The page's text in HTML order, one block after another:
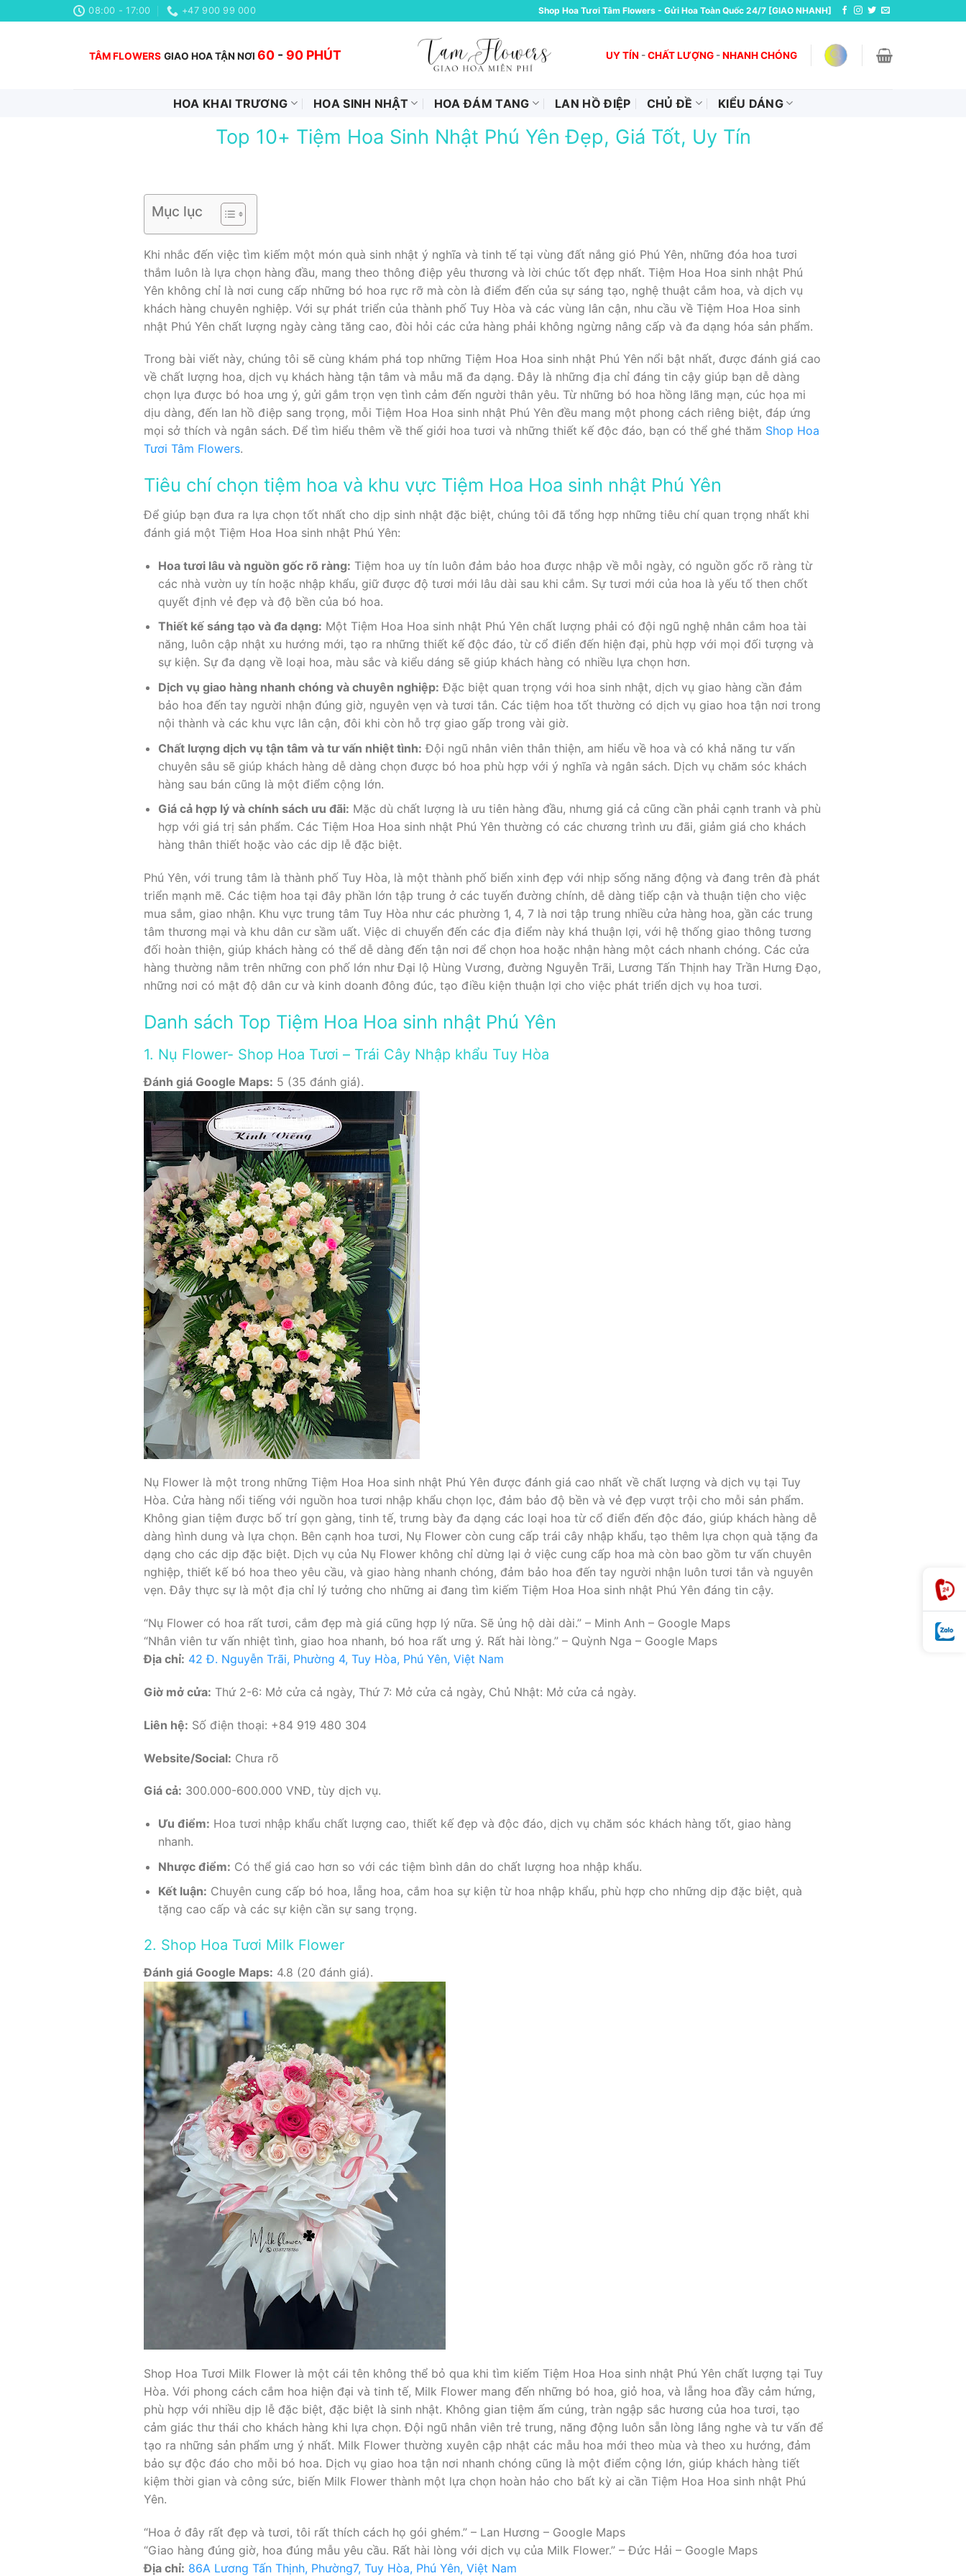
đến
08:00 - 17:00 +47 900 99 000 Shop Hoa Tươi Tâm Flowers - Gửi Hoa Toàn Quốc 24/7 [GIAO NHANH]
TÂM FLOWERS GIAO HOA TẬN NƠI 60 - 90 PHÚT UY TÍN -CHẤT LƯỢNG -NHANH CHÓNG
HOA KHAI TRƯƠNG HOA SINH NHẬT HOA ĐÁM TANG LAN HỒ ĐIỆP CHỦ ĐỀ KIỂU DÁNG
Top 10+ Tiệm Hoa Sinh Nhật Phú Yên Đẹp, Giá Tốt, Uy Tín
Mục lục
Khi nhắc đến việc tìm kiếm một món quà sinh nhật ý nghĩa và tinh tế tại vùng đất nắng gió Phú Yên, những đóa hoa tươi
thắm luôn là lựa chọn hàng đầu, mang theo thông điệp yêu thương và lời chúc tốt đẹp nhất. Tiệm Hoa Hoa sinh nhật Phú
Yên không chỉ là nơi cung cấp những bó hoa rực rỡ mà còn là điểm đến của sự sáng tạo, nghệ thuật cắm hoa, và dịch vụ
khách hàng chuyên nghiệp. Với sự phát triển của thành phố Tuy Hòa và các vùng lân cận, nhu cầu về Tiệm Hoa Hoa sinh
nhật Phú Yên chất lượng ngày càng tăng cao, đòi hỏi các cửa hàng phải không ngừng nâng cấp và đa dạng hóa sản phẩm.
Trong bài viết này, chúng tôi sẽ cùng khám phá top những Tiệm Hoa Hoa sinh nhật Phú Yên nổi bật nhất, được đánh giá cao
về chất lượng hoa, dịch vụ khách hàng tận tâm và mẫu mã đa dạng. Đây là những địa chỉ đáng tin cậy giúp bạn dễ dàng
chọn lựa được bó hoa ưng ý, gửi gắm trọn vẹn tình cảm đến người thân yêu. Từ những bó hoa hồng lãng mạn, cúc họa mi
dịu dàng, đến lan hồ điệp sang trọng, mỗi Tiệm Hoa Hoa sinh nhật Phú Yên đều mang một phong cách riêng biệt, đáp ứng
mọi sở thích và ngân sách. Để tìm hiểu thêm về thế giới hoa tươi và những thiết kế độc đáo, bạn có thể ghé thăm Shop Hoa
Tươi Tâm Flowers.
Tiêu chí chọn tiệm hoa và khu vực Tiệm Hoa Hoa sinh nhật Phú Yên
Để giúp bạn đưa ra lựa chọn tốt nhất cho dịp sinh nhật đặc biệt, chúng tôi đã tổng hợp những tiêu chí quan trọng nhất khi
đánh giá một Tiệm Hoa Hoa sinh nhật Phú Yên:
Hoa tươi lâu và nguồn gốc rõ ràng: Tiệm hoa uy tín luôn đảm bảo hoa được nhập về mỗi ngày, có nguồn gốc rõ ràng từ
các nhà vườn uy tín hoặc nhập khẩu, giữ được độ tươi mới lâu dài sau khi cắm. Sự tươi mới của hoa là yếu tố then chốt
quyết định vẻ đẹp và độ bền của bó hoa.
Thiết kế sáng tạo và đa dạng: Một Tiệm Hoa Hoa sinh nhật Phú Yên chất lượng phải có đội ngũ nghệ nhân cắm hoa tài
năng, luôn cập nhật xu hướng mới, tạo ra những thiết kế độc đáo, từ cổ điển đến hiện đại, phù hợp với mọi đối tượng và
sự kiện. Sự đa dạng về loại hoa, màu sắc và kiểu dáng sẽ giúp khách hàng có nhiều lựa chọn hơn.
Dịch vụ giao hàng nhanh chóng và chuyên nghiệp: Đặc biệt quan trọng với hoa sinh nhật, dịch vụ giao hàng cần đảm
bảo hoa đến tay người nhận đúng giờ, nguyên vẹn và tươi tắn. Các tiệm hoa tốt thường có dịch vụ giao hoa tận nơi trong
nội thành và các khu vực lân cận, đôi khi còn hỗ trợ giao gấp trong vài giờ.
Chất lượng dịch vụ tận tâm và tư vấn nhiệt tình: Đội ngũ nhân viên thân thiện, am hiểu về hoa và có khả năng tư vấn
chuyên sâu sẽ giúp khách hàng dễ dàng chọn được bó hoa phù hợp với ý nghĩa và ngân sách. Dịch vụ chăm sóc khách
hàng sau bán cũng là một điểm cộng lớn.
Giá cả hợp lý và chính sách ưu đãi: Mặc dù chất lượng là ưu tiên hàng đầu, nhưng giá cả cũng cần phải cạnh tranh và phù
hợp với giá trị sản phẩm. Các Tiệm Hoa Hoa sinh nhật Phú Yên thường có các chương trình ưu đãi, giảm giá cho khách
hàng thân thiết hoặc vào các dịp lễ đặc biệt.
Phú Yên, với trung tâm là thành phố Tuy Hòa, là một thành phố biển xinh đẹp với nhịp sống năng động và đang trên đà phát
triển mạnh mẽ. Các tiệm hoa tại đây phần lớn tập trung ở các tuyến đường chính, dễ dàng tiếp cận và thuận tiện cho việc
mua sắm, giao nhận. Khu vực trung tâm Tuy Hòa như các phường 1, 4, 7 là nơi tập trung nhiều cửa hàng hoa, gần các trung
tâm thương mại và khu dân cư sầm uất. Việc di chuyển đến các địa điểm này khá thuận lợi, với hệ thống giao thông tương
đối hoàn thiện, giúp khách hàng có thể dễ dàng đến tận nơi để chọn hoa hoặc nhận hàng một cách nhanh chóng. Các cửa
hàng thường nằm trên những con phố lớn như Đại lộ Hùng Vương, đường Nguyễn Trãi, Lương Tấn Thịnh hay Trần Hưng Đạo,
những nơi có mật độ dân cư và kinh doanh đông đúc, tạo điều kiện thuận lợi cho việc phát triển dịch vụ hoa tươi.
Danh sách Top Tiệm Hoa Hoa sinh nhật Phú Yên
1. Nụ Flower- Shop Hoa Tươi – Trái Cây Nhập khẩu Tuy Hòa
Đánh giá Google Maps: 5 (35 đánh giá).
Nụ Flower là một trong những Tiệm Hoa Hoa sinh nhật Phú Yên được đánh giá cao nhất về chất lượng và dịch vụ tại Tuy
Hòa. Cửa hàng nổi tiếng với nguồn hoa tươi nhập khẩu chọn lọc, đảm bảo độ bền và vẻ đẹp vượt trội cho mỗi sản phẩm.
Không gian tiệm được bố trí gọn gàng, tinh tế, trưng bày đa dạng các loại hoa từ cổ điển đến độc đáo, giúp khách hàng dễ
dàng hình dung và lựa chọn. Bên cạnh hoa tươi, Nụ Flower còn cung cấp trái cây nhập khẩu, tạo thêm lựa chọn quà tặng đa
dạng cho các dịp đặc biệt. Dịch vụ của Nụ Flower không chỉ dừng lại ở việc cung cấp hoa mà còn bao gồm tư vấn chuyên
nghiệp, thiết kế bó hoa theo yêu cầu, và giao hàng nhanh chóng, đảm bảo hoa đến tay người nhận luôn tươi tắn và nguyên
vẹn. Đây thực sự là một địa chỉ lý tưởng cho những ai đang tìm kiếm Tiệm Hoa Hoa sinh nhật Phú Yên đáng tin cậy.
“Nụ Flower có hoa rất tươi, cắm đẹp mà giá cũng hợp lý nữa. Sẽ ủng hộ dài dài.” – Minh Anh – Google Maps
“Nhân viên tư vấn nhiệt tình, giao hoa nhanh, bó hoa rất ưng ý. Rất hài lòng.” – Quỳnh Nga – Google Maps
Địa chỉ: 42 Đ. Nguyễn Trãi, Phường 4, Tuy Hòa, Phú Yên, Việt Nam
Giờ mở cửa: Thứ 2-6: Mở cửa cả ngày, Thứ 7: Mở cửa cả ngày, Chủ Nhật: Mở cửa cả ngày.
Liên hệ: Số điện thoại: +84 919 480 304
Website/Social: Chưa rõ
Giá cả: 300.000-600.000 VNĐ, tùy dịch vụ.
Ưu điểm: Hoa tươi nhập khẩu chất lượng cao, thiết kế đẹp và độc đáo, dịch vụ chăm sóc khách hàng tốt, giao hàng
nhanh.
Nhược điểm: Có thể giá cao hơn so với các tiệm bình dân do chất lượng hoa nhập khẩu.
Kết luận: Chuyên cung cấp bó hoa, lẵng hoa, cắm hoa sự kiện từ hoa nhập khẩu, phù hợp cho những dịp đặc biệt, quà
tặng cao cấp và các sự kiện cần sự sang trọng.
2. Shop Hoa Tươi Milk Flower
Đánh giá Google Maps: 4.8 (20 đánh giá).
Shop Hoa Tươi Milk Flower là một cái tên không thể bỏ qua khi tìm kiếm Tiệm Hoa Hoa sinh nhật Phú Yên chất lượng tại Tuy
Hòa. Với phong cách cắm hoa hiện đại và tinh tế, Milk Flower mang đến những bó hoa, giỏ hoa, và lẵng hoa đầy cảm hứng,
phù hợp với nhiều dịp lễ đặc biệt, đặc biệt là sinh nhật. Không gian tiệm ấm cúng, tràn ngập sắc hương của hoa tươi, tạo
cảm giác thư thái cho khách hàng khi lựa chọn. Đội ngũ nhân viên trẻ trung, năng động luôn sẵn lòng lắng nghe và tư vấn để
tạo ra những sản phẩm ưng ý nhất. Milk Flower thường xuyên cập nhật các mẫu hoa mới theo mùa và theo xu hướng, đảm
bảo sự độc đáo cho mỗi bó hoa. Dịch vụ giao hoa tận nơi nhanh chóng cũng là một điểm cộng lớn, giúp khách hàng tiết
kiệm thời gian và công sức, biến Milk Flower thành một lựa chọn hoàn hảo cho bất kỳ ai cần Tiệm Hoa Hoa sinh nhật Phú
Yên.
“Hoa ở đây rất đẹp và tươi, tôi rất thích cách họ gói ghém.” – Lan Hương – Google Maps
“Giao hàng đúng giờ, hoa đúng mẫu yêu cầu. Rất hài lòng với dịch vụ của Milk Flower.” – Đức Hải – Google Maps
Địa chỉ: 86A Lương Tấn Thịnh, Phường7, Tuy Hòa, Phú Yên, Việt Nam